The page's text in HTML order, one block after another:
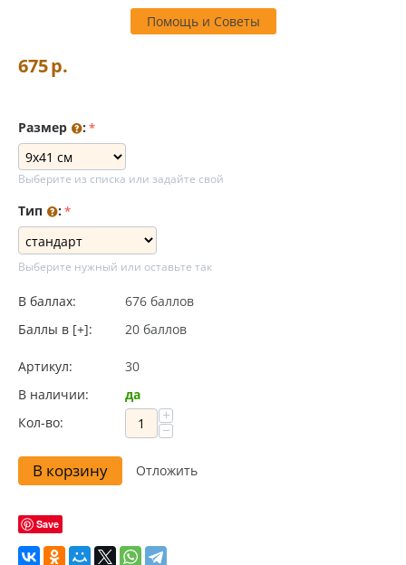
Помощь и Советы
675р.
Размер :
Выберите из списка или задайте свой
Тип :
Выберите нужный или оставьте так
В баллах:
676 баллов
Баллы в [+]:
20 баллов
Артикул:
30
В наличии:
да
Кол-во:
+
−
В корзину Отложить
Save